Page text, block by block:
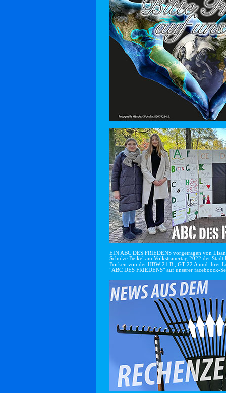
EIN ABC DES FRIEDENS vorgetragen von
Schulze Beikel am Volkstrauertag 2022 der
Borken von der HBW 21 B , GT 22 A und ihrer
"ABC DES FRIEDENS" auf unserer faceboock-